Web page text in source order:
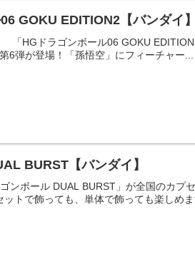
GOKU EDITION2【バンダイ】
HGドラゴンボール06 GOKU
弾が登場！「孫悟空」にフィーチャー...
BURST【バンダイ】
ボール DUAL BURST」が全国のカプ
トで飾っても、単体で飾っても楽しめ